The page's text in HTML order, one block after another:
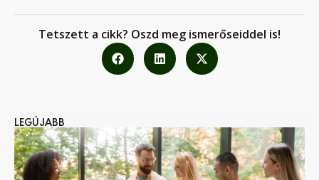
Tetszett a cikk? Oszd meg ismerőseiddel is!
LEGÚJABB